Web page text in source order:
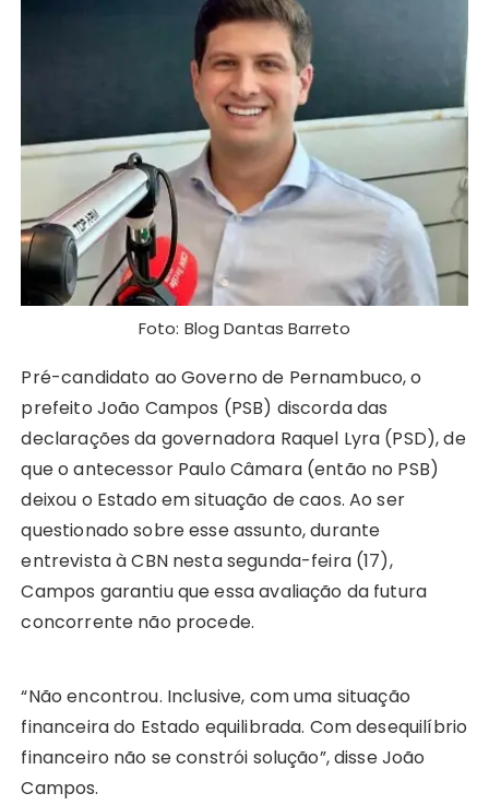
p o
k
g
er
y
Li
n
k
re
st
e
dI
n a
m
Foto: Blog Dantas Barreto
Pré-candidato ao Governo de Pernambuco, o
prefeito João Campos (PSB) discorda das
declarações da governadora Raquel Lyra (PSD), de
que o antecessor Paulo Câmara (então no PSB)
deixou o Estado em situação de caos. Ao ser
questionado sobre esse assunto, durante
entrevista à CBN nesta segunda-feira (17),
Campos garantiu que essa avaliação da futura
concorrente não procede.
“Não encontrou. Inclusive, com uma situação
financeira do Estado equilibrada. Com desequilíbrio
financeiro não se constrói solução”, disse João
Campos.